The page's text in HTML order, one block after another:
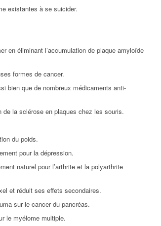
existantes à se suicider.
en éliminant l’accumulation de plaque amyloïde
formes de cancer.
bien que de nombreux médicaments anti-
la sclérose en plaques chez les souris.
du poids.
pour la dépression.
naturel pour l’arthrite et la polyarthrite
et réduit ses effets secondaires.
sur le cancer du pancréas.
le myélome multiple.